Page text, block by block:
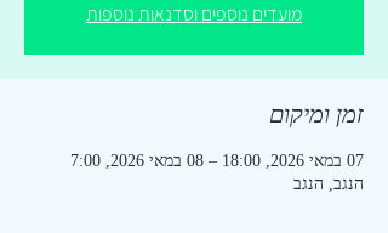
מועדים נוספים וסדנאות נוספות
זמן ומיקום
07 במאי 2026, 18:00 – 08 במאי 2026, 7:00
הנגב, הנגב